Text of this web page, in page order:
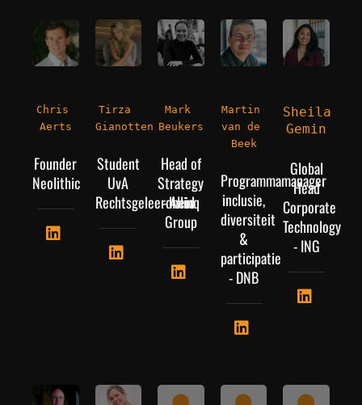
Chris
Aerts
Founder
Neolithic
Tirza
Gianotten
Student
UvA
Rechtsgeleerdheid
Mark
Beukers
Head of
Strategy
- Allinq
Group
Martin
van de
Beek
Programmamanager
inclusie,
diversiteit
&
participatie
- DNB
Sheila
Gemin
Global
Head
Corporate
Technology
- ING